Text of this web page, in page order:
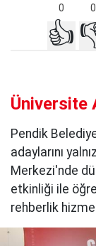
0 0
👍
Üniversite
Pendik
adaylarını
Merkezi'nde
etkinliği ile
rehberlik